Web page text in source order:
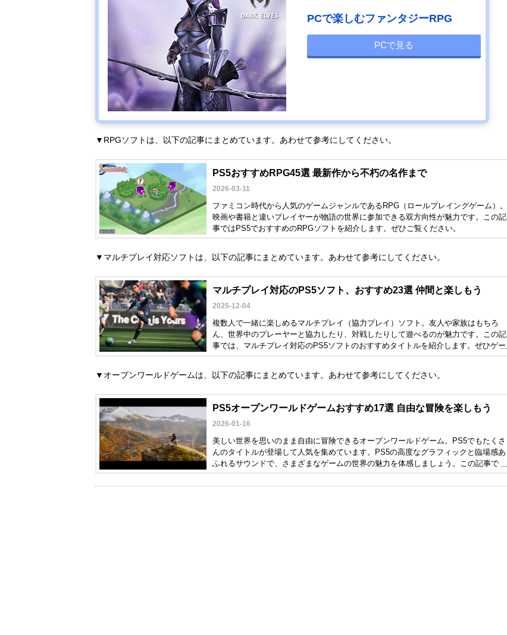
PCで楽しむファンタジーRPG
PCで見る
▼RPGソフトは、以下の記事にまとめています。あわせて参考にしてください。
PS5おすすめRPG45選 最新作から不朽の名作まで
2026-03-11
ファミコン時代から人気のゲームジャンルであるRPG（ロールプレイングゲーム）。
映画や書籍と違いプレイヤーが物語の世界に参加できる双方向性が魅力です。この記
事ではPS5でおすすめのRPGソフトを紹介します。ぜひご覧ください。
▼マルチプレイ対応ソフトは、以下の記事にまとめています。あわせて参考にしてください。
マルチプレイ対応のPS5ソフト、おすすめ23選 仲間と楽しもう
2025-12-04
複数人で一緒に楽しめるマルチプレイ（協力プレイ）ソフト。友人や家族はもちろ
ん、世界中のプレーヤーと協力したり、対戦したりして遊べるのが魅力です。この記
事では、マルチプレイ対応のPS5ソフトのおすすめタイトルを紹介します。ぜひゲー
▼オープンワールドゲームは、以下の記事にまとめています。あわせて参考にしてください。
PS5オープンワールドゲームおすすめ17選 自由な冒険を楽しもう
2026-01-16
美しい世界を思いのまま自由に冒険できるオープンワールドゲーム。PS5でもたくさ
んのタイトルが登場して人気を集めています。PS5の高度なグラフィックと臨場感あ
ふれるサウンドで、さまざまなゲームの世界の魅力を体感しましょう。この記事で